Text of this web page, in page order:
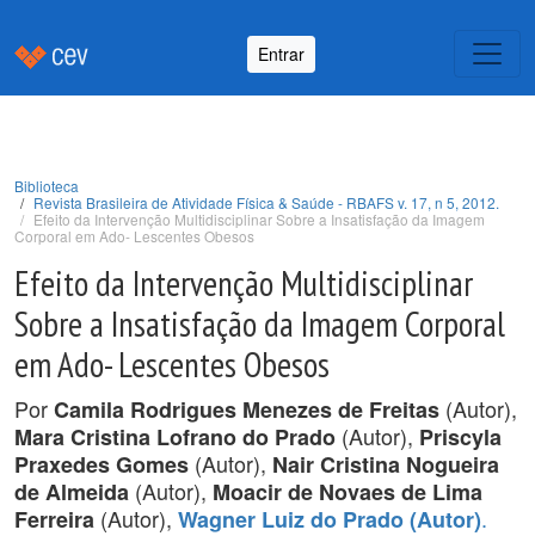
Entrar
Biblioteca
Revista Brasileira de Atividade Física & Saúde - RBAFS v. 17, n 5, 2012.
Efeito da Intervenção Multidisciplinar Sobre a Insatisfação da Imagem
Corporal em Ado- Lescentes Obesos
Efeito da Intervenção Multidisciplinar
Sobre a Insatisfação da Imagem Corporal
em Ado- Lescentes Obesos
PorCamila Rodrigues Menezes de Freitas (Autor),
Mara Cristina Lofrano do Prado (Autor), Priscyla
Praxedes Gomes (Autor), Nair Cristina Nogueira
de Almeida (Autor), Moacir de Novaes de Lima
Ferreira (Autor), Wagner Luiz do Prado (Autor).